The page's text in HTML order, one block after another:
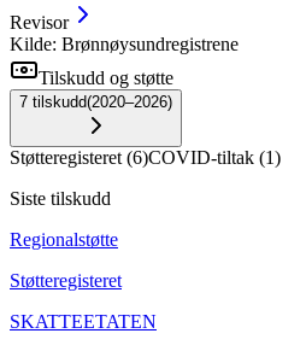
Revisor
Kilde: Brønnøysundregistrene
Tilskudd og støtte
7 tilskudd(2020–2026)
Støtteregisteret (6)COVID-tiltak (1)
Siste tilskudd
Regionalstøtte
Støtteregisteret
SKATTEETATEN